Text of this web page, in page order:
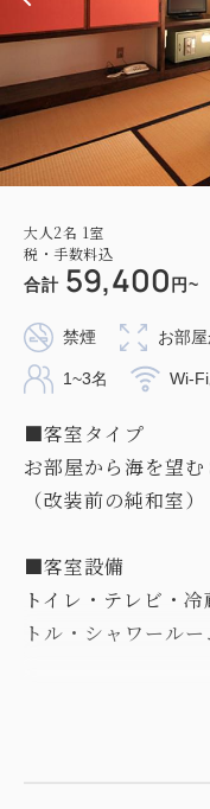
大人2名 1室
税・手数料込
合計 59,400 円~
禁煙 お部
1~3名 Wi-Fi
■客室タイプ
お部屋から海を望む
（改装前の純和室）
■客室設備
トイレ・テレビ・
トル・シャワールー
浴衣・スリッパ・